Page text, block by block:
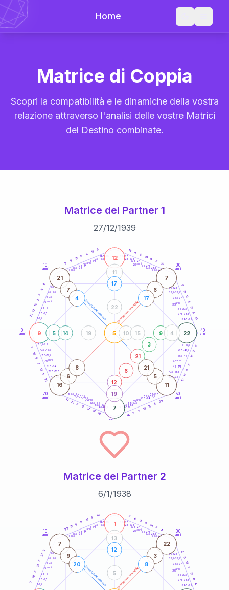
Home
Matrice di Coppia
Scopri la compatibilità e le dinamiche della vostra
relazione attraverso l'analisi delle vostre Matrici
del Destino combinate.
Matrice del Partner 1
27/12/1939
generazione maschile generazione femminile
0
anni
10
anni
30
anni
40
anni
50
anni
60
70
anni
1-2,5
2,5-3,5
3,5-4
6-7,5
7,5-8,5
8,5-9
11-12,5
12,5-13,5
13,5-14
16-17,5
17,5-18,5
18,5-19
21-22,5
22,5-23,5
23,5-24
26-27,5
27,5-28,5
28,5-29
31-32,5
32,5-33,5
33,5-34
36-37,5
37,5-38,5
38,5-39
41-42,5
42,5-43,5
43,5-44
46-47,5
47,5-48,5
48,5-49
51-52,5
52,5-53,5
53,5-54
56-57,5
57,5-58,5
58,5-59
61-62,5
62,5-63,5
63,5-64
66-67,5
67,5-68,5
68,5-69
71-72,5
72,5-73,5
73,5-74
76-77,5
77,5-78,5
78,5-79
21
12
15
3
9
6
9
3
9
15
6
6
18 3 16 4
5
19
9
8
15
7
18
11
11
17
6
10
5
10
16
6
5
17
10
22
11
11
18
7
7
14
19
12
17
5
8
21
10
21
5
12
7
5
16
7
9
12
22
7
5
21 7
16 11
12
6
21
3
9
5
11
4
19
14
17
10 15
19
22
7
4
6
17
6
8
5
21
5anni
15 anni 25anni
35anni
45anni
55anni
65anni
75anni
Matrice del Partner 2
6/1/1938
generazione maschile generazione femminile
10
anni
30
anni
1-2,5
2,5-3,5
3,5-4
6-7,5
7,5-8,5
8,5-9
11-12,5
12,5-13,5
13,5-14
16-17,5
17,5-18,5
18,5-19 21-22,5
22,5-23,5
23,5-24
26-27,5
27,5-28,5
28,5-29
31-32,5
32,5-33,5
33,5-34
36-37,5
37,5-38,5
38,5-39
7
19
5
13
6
20
9
22 15
5
8
17
9
10 7
6
11
5
14 9
4
6
11
18
7
17
10
4
1
7 22
13
12
5
9
20
3
8
5anni
15 anni 25anni
35anni